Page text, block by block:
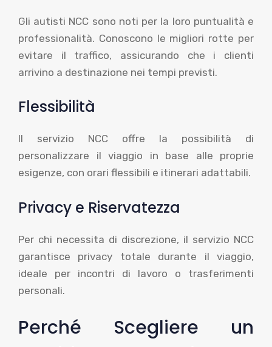
Gli autisti NCC sono noti per la loro puntualità e
professionalità. Conoscono le migliori rotte per
evitare il traffico, assicurando che i clienti
arrivino a destinazione nei tempi previsti.
Flessibilità
Il servizio NCC offre la possibilità di
personalizzare il viaggio in base alle proprie
esigenze, con orari flessibili e itinerari adattabili.
Privacy e Riservatezza
Per chi necessita di discrezione, il servizio NCC
garantisce privacy totale durante il viaggio,
ideale per incontri di lavoro o trasferimenti
personali.
Perché Scegliere un